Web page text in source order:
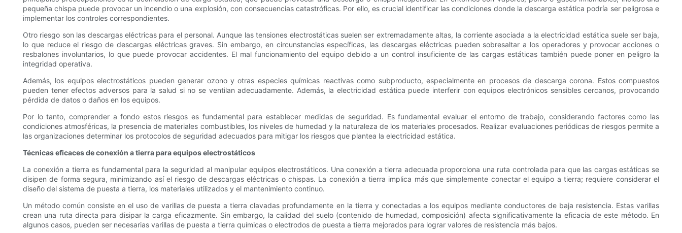
pequeña chispa puede provocar un incendio o una explosión, con consecuencias catastróficas. Por ello, es crucial identificar las condiciones donde la descarga estática podría ser peligrosa e
implementar los controles correspondientes.
Otro riesgo son las descargas eléctricas para el personal. Aunque las tensiones electrostáticas suelen ser extremadamente altas, la corriente asociada a la electricidad estática suele ser baja,
lo que reduce el riesgo de descargas eléctricas graves. Sin embargo, en circunstancias específicas, las descargas eléctricas pueden sobresaltar a los operadores y provocar acciones o
resbalones involuntarios, lo que puede provocar accidentes. El mal funcionamiento del equipo debido a un control insuficiente de las cargas estáticas también puede poner en peligro la
integridad operativa.
Además, los equipos electrostáticos pueden generar ozono y otras especies químicas reactivas como subproducto, especialmente en procesos de descarga corona. Estos compuestos
pueden tener efectos adversos para la salud si no se ventilan adecuadamente. Además, la electricidad estática puede interferir con equipos electrónicos sensibles cercanos, provocando
pérdida de datos o daños en los equipos.
Por lo tanto, comprender a fondo estos riesgos es fundamental para establecer medidas de seguridad. Es fundamental evaluar el entorno de trabajo, considerando factores como las
condiciones atmosféricas, la presencia de materiales combustibles, los niveles de humedad y la naturaleza de los materiales procesados. Realizar evaluaciones periódicas de riesgos permite a
las organizaciones determinar los protocolos de seguridad adecuados para mitigar los riesgos que plantea la electricidad estática.
Técnicas eficaces de conexión a tierra para equipos electrostáticos
La conexión a tierra es fundamental para la seguridad al manipular equipos electrostáticos. Una conexión a tierra adecuada proporciona una ruta controlada para que las cargas estáticas se
disipen de forma segura, minimizando así el riesgo de descargas eléctricas o chispas. La conexión a tierra implica más que simplemente conectar el equipo a tierra; requiere considerar el
diseño del sistema de puesta a tierra, los materiales utilizados y el mantenimiento continuo.
Un método común consiste en el uso de varillas de puesta a tierra clavadas profundamente en la tierra y conectadas a los equipos mediante conductores de baja resistencia. Estas varillas
crean una ruta directa para disipar la carga eficazmente. Sin embargo, la calidad del suelo (contenido de humedad, composición) afecta significativamente la eficacia de este método. En
algunos casos, pueden ser necesarias varillas de puesta a tierra químicas o electrodos de puesta a tierra mejorados para lograr valores de resistencia más bajos.